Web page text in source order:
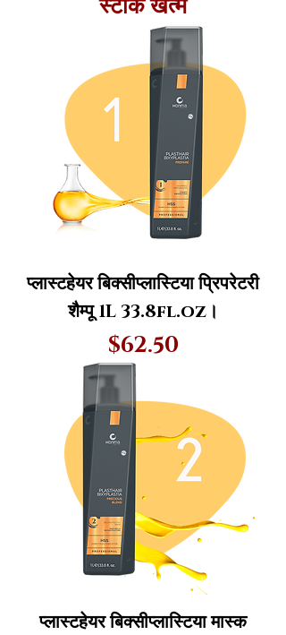
स्टाक खत्म
प्लास्टहेयर बिक्सीप्लास्टिया प्रिपरेटरी
शैम्पू 1L 33.8fl.oz।
मूल्य
$62.50
प्लास्टहेयर बिक्सीप्लास्टिया मास्क